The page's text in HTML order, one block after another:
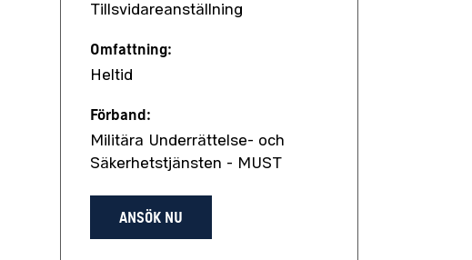
Tillsvidareanställning
Omfattning:
Heltid
Förband:
Militära Underrättelse- och
Säkerhetstjänsten - MUST
ANSÖK NU